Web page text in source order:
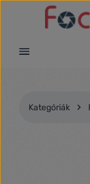
Ugrás a fő tartalomra
Kategóriák